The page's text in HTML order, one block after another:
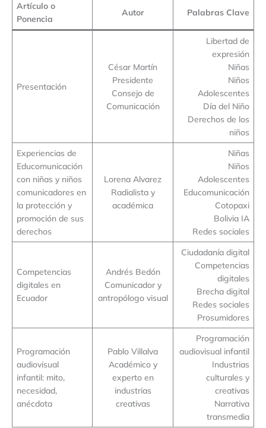
Artículo o
Ponencia
Autor Palabras Clave
Presentación
César Martín
Presidente
Consejo de
Comunicación
Libertad de
expresión
Niñas
Niños
Adolescentes
Día del Niño
Derechos de los
niños
Experiencias de
Educomunicación
con niñas y niños
comunicadores en
la protección y
promoción de sus
derechos
Lorena Alvarez
Radialista y
académica
Niñas
Niños
Adolescentes
Educomunicación
Cotopaxi
Bolivia IA
Redes sociales
Competencias
digitales en
Ecuador
Andrés Bedón
Comunicador y
antropólogo visual
Ciudadanía digital
Competencias
digitales
Brecha digital
Redes sociales
Prosumidores
Programación
audiovisual
infantil: mito,
necesidad,
anécdota
Pablo Villalva
Académico y
experto en
industrias
creativas
Programación
audiovisual infantil
Industrias
culturales y
creativas
Narrativa
transmedia